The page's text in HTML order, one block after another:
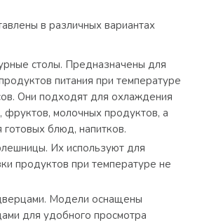
в различных вариантах
столы. Предназначены для
питания при температуре
Они подходят для охлаждения
молочных продуктов, а
блюд, напитков.
Их используют для
продуктов при температуре не
Модели оснащены
для удобного просмотра